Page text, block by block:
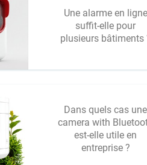
Une alarme en ligne
suffit-elle pour
plusieurs bâtiments
Dans quels cas une
camera with
est-elle utile en
entreprise ?